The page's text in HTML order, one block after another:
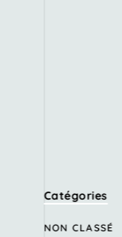
Catégories
NON CLASSÉ